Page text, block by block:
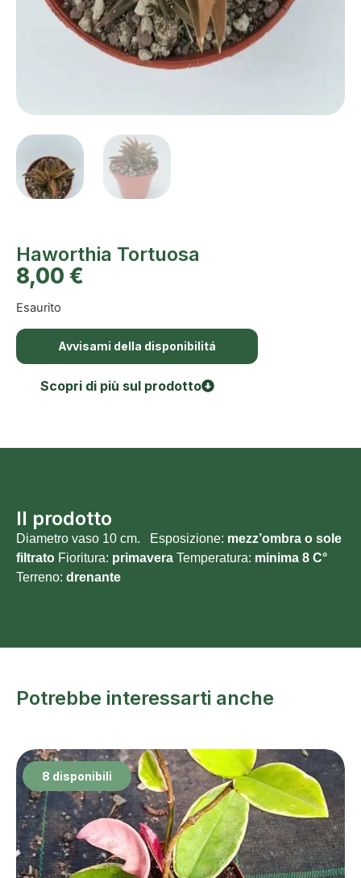
Haworthia Tortuosa
8,00 €
Esaurito
Avvisami della disponibilitá
Scopri di più sul prodotto
Il prodotto
Diametro vaso 10 cm. Esposizione: mezz’ombra o sole
filtrato Fioritura: primavera Temperatura: minima 8 C°
Terreno: drenante
Potrebbe interessarti anche
8 disponibili